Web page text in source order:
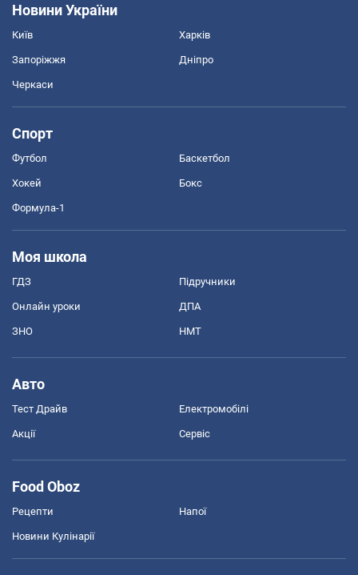
Новини України
Київ Харків
Запоріжжя Дніпро
Черкаси
Спорт
Футбол Баскетбол
Хокей Бокс
Формула-1
Моя школа
ГДЗ Підручники
Онлайн уроки ДПА
ЗНО НМТ
Авто
Тест Драйв Електромобілі
Акції Сервіс
Food Oboz
Рецепти Напої
Новини Кулінарії